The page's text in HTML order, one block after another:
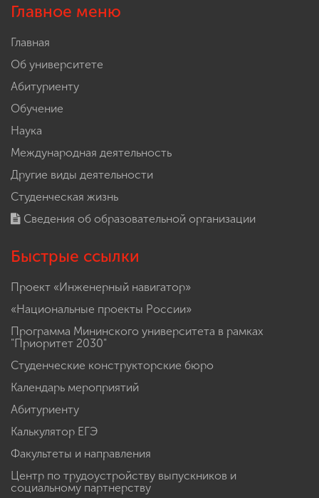
Главное меню
Главная
Об университете
Абитуриенту
Обучение
Наука
Международная деятельность
Другие виды деятельности
Студенческая жизнь
Сведения об образовательной организации
Быстрые ссылки
Проект «Инженерный навигатор»
«Национальные проекты России»
Программа Мининского университета в рамках
"Приоритет 2030"
Студенческие конструкторские бюро
Календарь мероприятий
Абитуриенту
Калькулятор ЕГЭ
Факультеты и направления
Центр по трудоустройству выпускников и
социальному партнерству